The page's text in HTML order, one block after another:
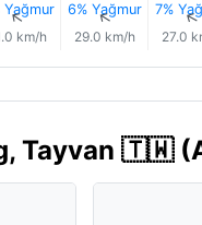
Yağmur
↑
km/h
6% Yağmur
↑
29.0 km/h
7% ↑
27.0
Tayvan 🇹🇼